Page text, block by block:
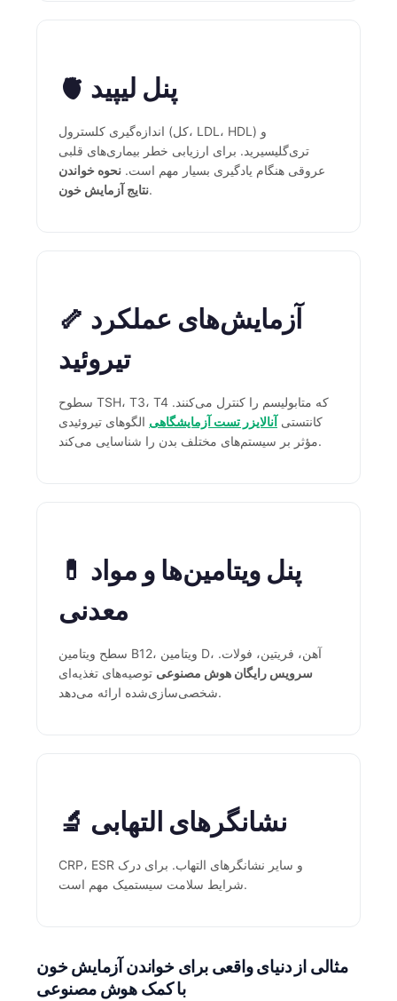
🫀 پنل لیپید
اندازه‌گیری کلسترول (کل، LDL، HDL) و
تری‌گلیسیرید. برای ارزیابی خطر بیماری‌های قلبی
عروقی هنگام یادگیری بسیار مهم است. نحوه خواندن
نتایج آزمایش خون.
🦴 آزمایش‌های عملکرد
تیروئید
سطوح TSH، T3، T4 که متابولیسم را کنترل می‌کنند.
کانتستی آنالایزر تست آزمایشگاهی الگوهای تیروئیدی
مؤثر بر سیستم‌های مختلف بدن را شناسایی می‌کند.
💊 پنل ویتامین‌ها و مواد
معدنی
سطح ویتامین B12، ویتامین D، آهن، فریتین، فولات.
سرویس رایگان هوش مصنوعی توصیه‌های تغذیه‌ای
شخصی‌سازی‌شده ارائه می‌دهد.
🔬 نشانگرهای التهابی
CRP، ESR و سایر نشانگرهای التهاب. برای درک
شرایط سلامت سیستمیک مهم است.
مثالی از دنیای واقعی برای خواندن آزمایش خون
با کمک هوش مصنوعی
Српски језик
Svenska
Eesti
Čeština
Polski
한국어
Magyar
Shqip
தமிழ்
ગુજરાતી
ಕನ್ನಡ
Bahasa Melayu
ဗမာစာ
ភាសាខ្មែរ
Kiswahili
Українська